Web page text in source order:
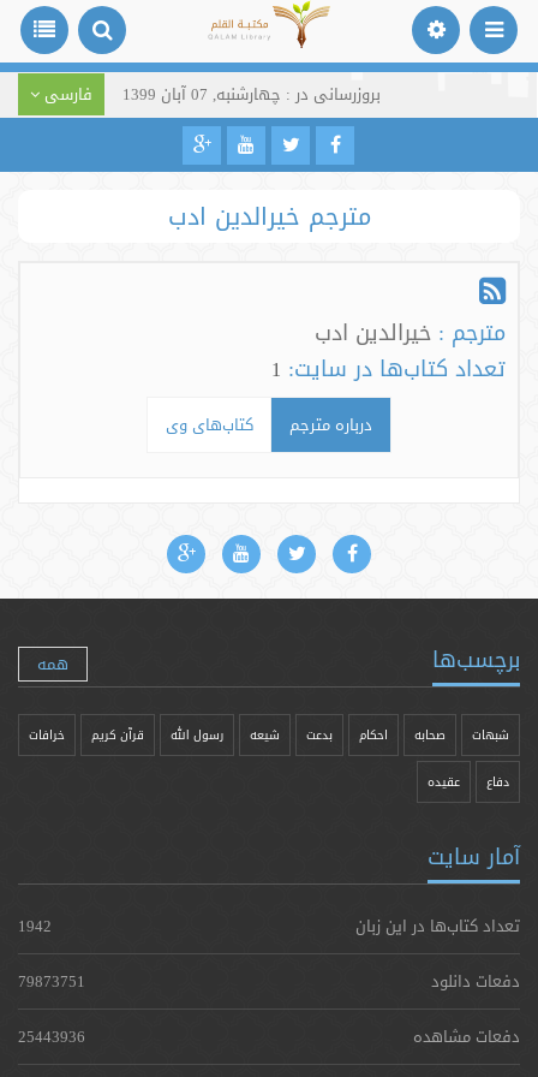
بروزرسانی در : چهارشنبه, 07 آبان 1399 فارسی
مترجم خیرالدین ادب
مترجم : خیرالدین ادب
تعداد کتاب‌ها در سایت: 1
درباره مترجم کتاب‌های وی
برچسب‌ها همه
شبهات صحابه احکام بدعت شیعه رسول الله قرآن کریم خرافات
دفاع عقیده
آمار سایت
تعداد کتاب‌ها در این زبان
1942
دفعات دانلود
79873751
دفعات مشاهده
25443936